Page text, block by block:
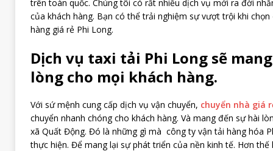
trên toàn quốc. Chúng tôi có rất nhiều dịch vụ mới ra đời
của khách hàng. Bạn có thể trải nghiệm sự vượt trội khi
hàng giá rẻ Phi Long.
Dịch vụ taxi tải Phi Long sẽ
lòng cho mọi khách hàng.
Với sứ mệnh cung cấp dịch vụ vận chuyển, chuyển nhà giá
chuyển nhanh chóng cho khách hàng. Và mang đến sự hài
xã Quất Động. Đó là những gì mà công ty vận tải hàng hóa
thực hiện. Để mang lại sự phát triển của nền kinh tế. Hơn thế